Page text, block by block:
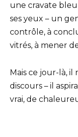
une cravate bleu
ses yeux – un
contrôle, à
vitrés, à mener
Mais ce jour-là, il
discours – il
vrai, de